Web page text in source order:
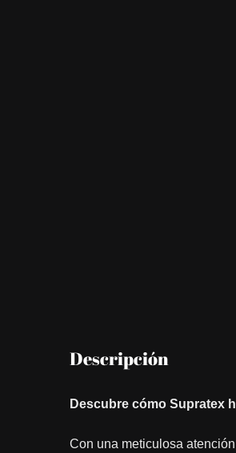
Descripción
Descubre cómo Supratex
Con una meticulosa